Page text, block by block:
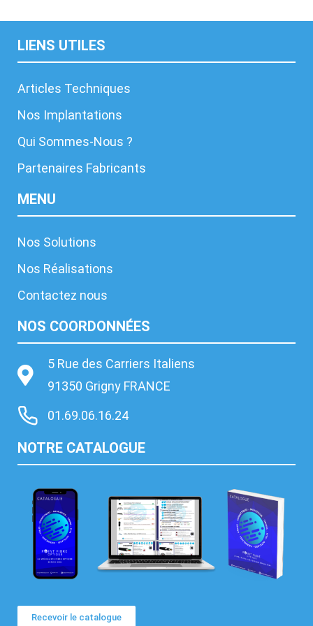
t
t
n
e
x
u
e
s
t
n
c
e
s
r
l
LIENS UTILES
Articles Techniques
Nos Implantations
Qui Sommes-Nous ?
Partenaires Fabricants
MENU
Nos Solutions
Nos Réalisations
Contactez nous
NOS COORDONNÉES
5 Rue des Carriers Italiens
91350 Grigny FRANCE
01.69.06.16.24
NOTRE CATALOGUE
Recevoir le catalogue